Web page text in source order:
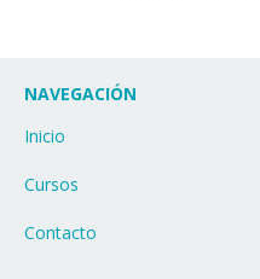
NAVEGACIÓN
Inicio
Cursos
Contacto